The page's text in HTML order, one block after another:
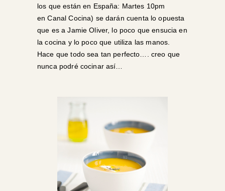
los que están en España: Martes 10pm
enCanal Cocina) se darán cuenta lo opuesta
que es aJamie Oliver, lo poco que ensucia en
la cocina y lo poco que utiliza las manos.
Hace que todo sea tan perfecto…. creo que
nunca podré cocinar así…